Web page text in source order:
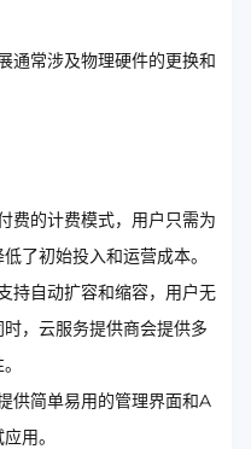
通常涉及物理硬件的更换和
费的计费模式，用户只需为
了初始投入和运营成本。
持自动扩容和缩容，用户无
，云服务提供商会提供多
供简单易用的管理界面和A
用。